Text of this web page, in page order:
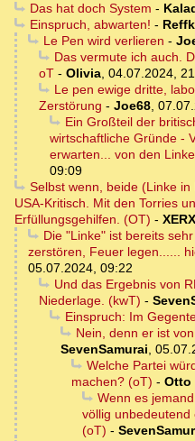
Das hat doch System -
Einspruch, abwarten! -
Le Pen wird verlieren -
Das vermute ich auch.
oT - Olivia, 04.07.2024,
Le pen ewige dritte,
Zerstörung - Joe68,
Ein Großteil der
wirtschaftliche Gründe -
erwarten... von den
09:09
Selbst wenn, beide (Linke
USA-Kritisch. Mit den Torries
Erfüllungsgehilfen. (OT) -
Die "Linke" ist bereits
zerstören, Feuer legen......
05.07.2024, 09:22
Und das Ergebnis von
Niederlage. (kwT) -
Einspruch: Im
Nein, denn er ist
SevenSamurai,
Welche Partei
machen? (oT) - Otto
Wenn es
völlig unbedeutend
(oT) -